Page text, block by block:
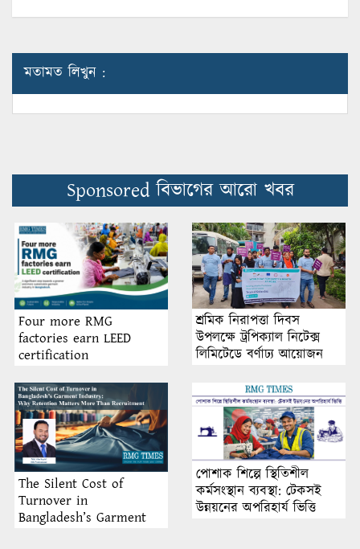
মতামত লিখুন :
Sponsored বিভাগের আরো খবর
Four more RMG
factories earn LEED
certification
শ্রমিক নিরাপত্তা দিবস
উপলক্ষে ট্রপিক্যাল নিটেক্স
লিমিটেডে বর্ণাঢ্য আয়োজন
The Silent Cost of
Turnover in
Bangladesh’s Garment
পোশাক শিল্পে স্থিতিশীল
কর্মসংস্থান ব্যবস্থা: টেকসই
উন্নয়নের অপরিহার্য ভিত্তি